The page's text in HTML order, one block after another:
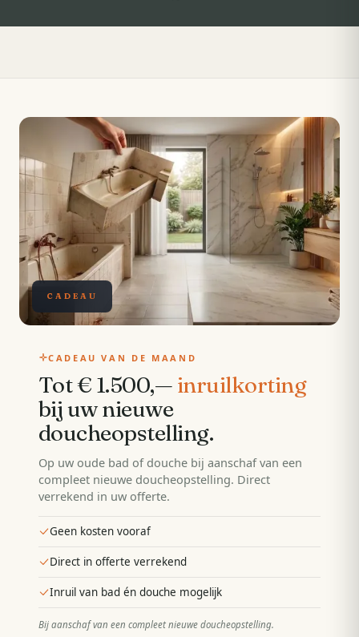
levertijd van slechts 4 weken.
CADEAU
CADEAU VAN DE MAAND
Tot € 1.500,— inruilkorting
bij uw nieuwe
doucheopstelling.
Op uw oude bad of douche bij aanschaf van een
compleet nieuwe doucheopstelling. Direct
verrekend in uw offerte.
Geen kosten vooraf
Direct in offerte verrekend
Inruil van bad én douche mogelijk
Bij aanschaf van een compleet nieuwe doucheopstelling.